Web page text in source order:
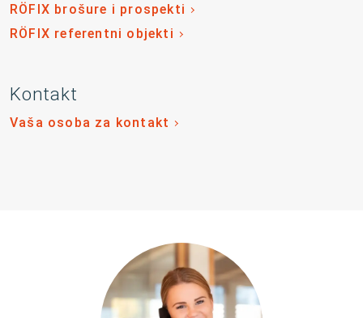
RÖFIX brošure i prospekti
RÖFIX referentni objekti
Kontakt
Vaša osoba za kontakt